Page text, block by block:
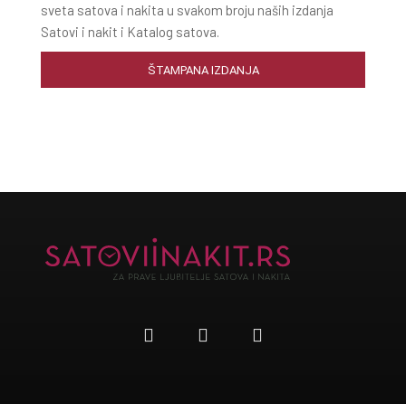
sveta satova i nakita u svakom broju naših izdanja
Satovi i nakit i Katalog satova.
ŠTAMPANA IZDANJA